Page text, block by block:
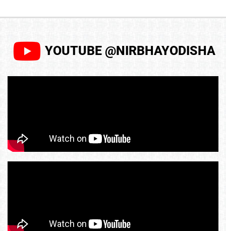
YOUTUBE @NIRBHAYODISHA